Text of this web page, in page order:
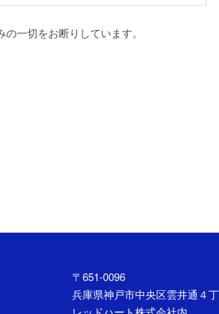
一切をお断りしています。
〒651-0096
兵庫県神戸市中央区雲井通４